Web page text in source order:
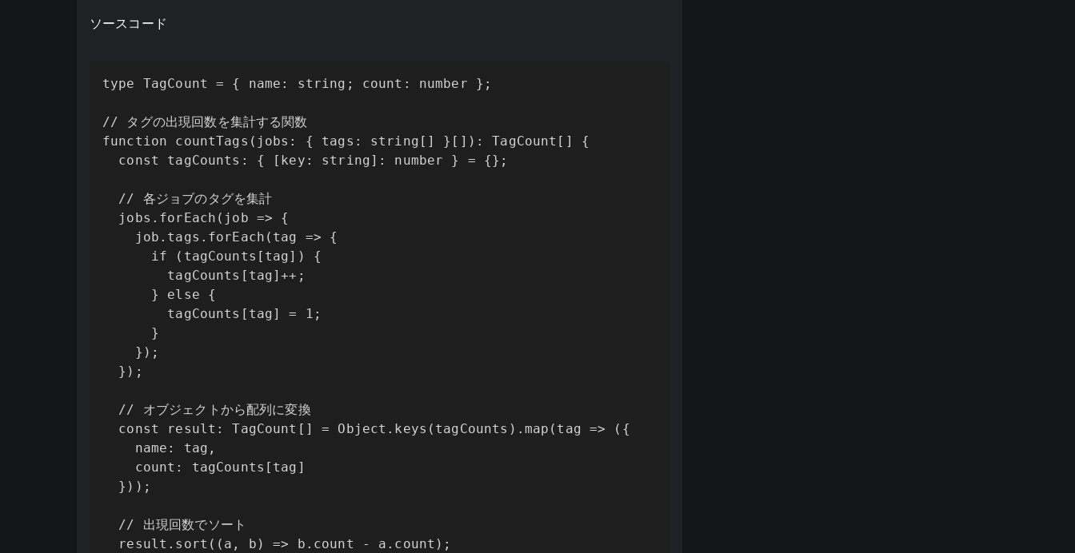
ソースコード
type TagCount = { name: string; count: number };
// タグの出現回数を集計する関数
function countTags(jobs: { tags: string[] }[]): TagCount[] {
  const tagCounts: { [key: string]: number } = {};
  // 各ジョブのタグを集計
  jobs.forEach(job => {
    job.tags.forEach(tag => {
      if (tagCounts[tag]) {
        tagCounts[tag]++;
      } else {
        tagCounts[tag] = 1;
      }
    });
  });
  // オブジェクトから配列に変換
  const result: TagCount[] = Object.keys(tagCounts).map(tag => ({
    name: tag,
    count: tagCounts[tag]
  }));
  // 出現回数でソート
  result.sort((a, b) => b.count - a.count);